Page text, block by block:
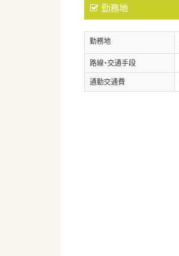
勤務地
勤務地
路線・交通手段
通勤交通費